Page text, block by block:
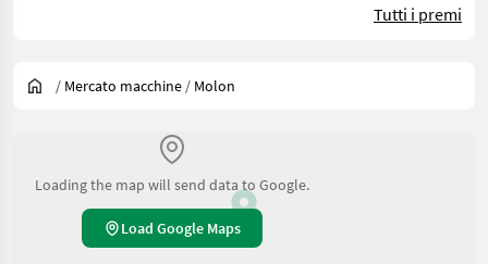
Tutti i premi
/ Mercato macchine / Molon
Loading the map will send data to Google.
Load Google Maps